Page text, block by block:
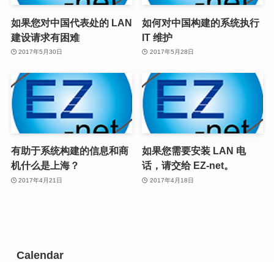
如果您对中国代表处的 LAN
建设请求有困难
2017年5月30日
如何对中国构建的系统执行
IT 维护
2017年5月28日
有助于系统构建的信息和商
机什么是上海？
2017年4月21日
如果您需要安装 LAN 电
话，请交给 EZ-net。
2017年4月18日
Calendar